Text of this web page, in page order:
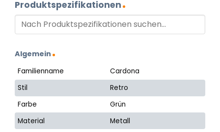
Produktspezifikationen
Algemein
Familienname
Cardona
Stil
Retro
Farbe
Grün
Material
Metall